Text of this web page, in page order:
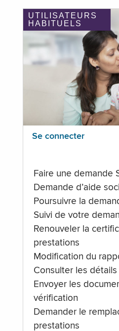
UTILISATEURS
HABITUELS
Se connecter
Faire une demande
Demande d’aide
Poursuivre la
Suivi de votre
Renouveler la
prestations
Modification du
Consulter les
Envoyer les
vérification
Demander le
prestations